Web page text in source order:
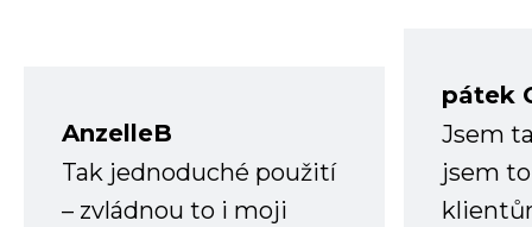
AnzelleB
Tak jednoduché použití
– zvládnou to i moji
pátek
Jsem
jsem